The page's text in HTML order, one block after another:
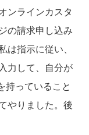
ンラインカスタ
の請求申し込み
指示に従い、
力して、自分が
持っていること
やりました。後